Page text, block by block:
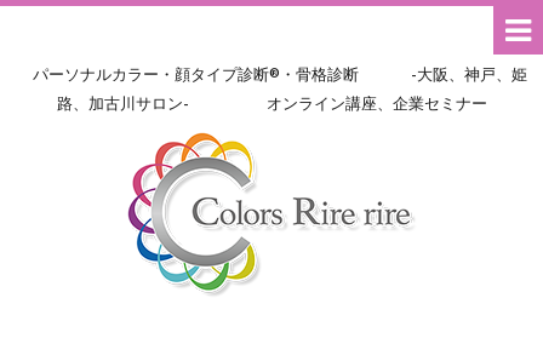
パーソナルカラー・顔タイプ診断®・骨格診断 -大阪、神戸、姫
路、加古川サロン- オンライン講座、企業セミナー